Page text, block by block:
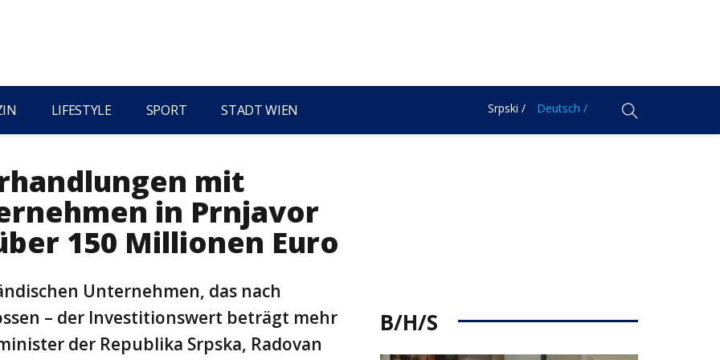
LIFESTYLE SPORT STADT WIEN Srpski / Deutsch /
mit
in Prnjavor
150 Millionen Euro
Unternehmen, das nach
– der Investitionswert beträgt mehr
der Republika Srpska, Radovan
B/H/S